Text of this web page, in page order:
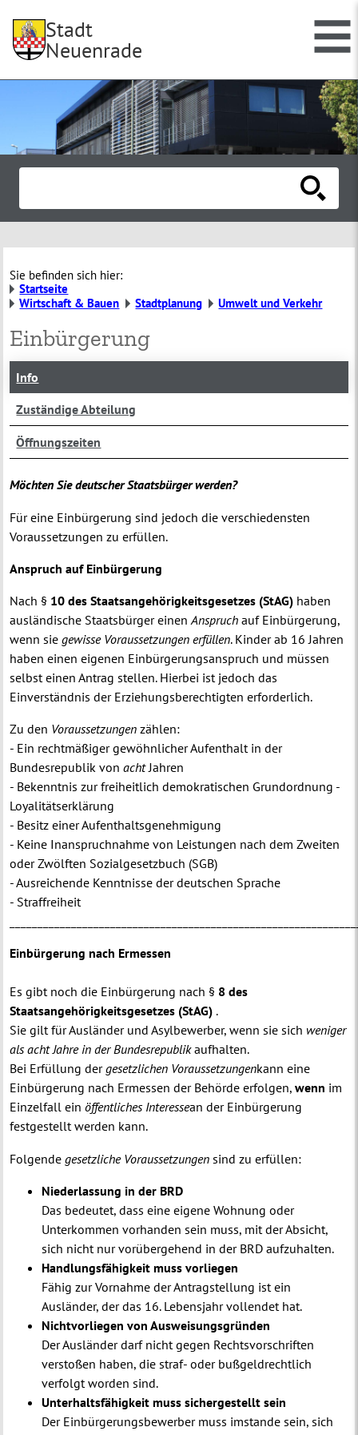
Stadt
Neuenrade
Sie befinden sich hier:
Startseite
Wirtschaft & Bauen
Stadtplanung Umwelt und Verkehr
Einbürgerung
Info
Zuständige Abteilung
Öffnungszeiten
Möchten Sie deutscher Staatsbürger werden?
Für eine Einbürgerung sind jedoch die verschiedensten
Voraussetzungen zu erfüllen.
Anspruch auf Einbürgerung
Nach § 10 des Staatsangehörigkeitsgesetzes (StAG) haben
ausländische Staatsbürger einenAnspruchauf Einbürgerung,
wenn siegewisse Voraussetzungen erfüllen. Kinder ab 16 Jahren
haben einen eigenen Einbürgerungsanspruch und müssen
selbst einen Antrag stellen. Hierbei ist jedoch das
Einverständnis der Erziehungsberechtigten erforderlich.
Zu den Voraussetzungen zählen:
- Ein rechtmäßiger gewöhnlicher Aufenthalt in der
Bundesrepublik vonachtJahren
- Bekenntnis zur freiheitlich demokratischen Grundordnung -
Loyalitätserklärung
- Besitz einer Aufenthaltsgenehmigung
- Keine Inanspruchnahme von Leistungen nach dem Zweiten
oder Zwölften Sozialgesetzbuch (SGB)
- Ausreichende Kenntnisse der deutschen Sprache
- Straffreiheit
Einbürgerung nach Ermessen
Es gibt noch die Einbürgerung nach § 8 des
Staatsangehörigkeitsgesetzes (StAG) .
Sie gilt für Ausländer und Asylbewerber, wenn sie sich weniger
als acht Jahre in der Bundesrepublikaufhalten.
Bei Erfüllung dergesetzlichen Voraussetzungenkann eine
Einbürgerung nach Ermessen der Behörde erfolgen,wenn im
Einzelfall einöffentliches Interessean der Einbürgerung
festgestellt werden kann.
Folgendegesetzliche Voraussetzungen sind zu erfüllen:
Niederlassung in der BRD
Das bedeutet, dass eine eigene Wohnung oder
Unterkommen vorhanden sein muss, mit der Absicht,
sich nicht nur vorübergehend in der BRD aufzuhalten.
Handlungsfähigkeit muss vorliegen
Fähig zur Vornahme der Antragstellung ist ein
Ausländer, der das 16. Lebensjahr vollendet hat.
Nichtvorliegen von Ausweisungsgründen
Der Ausländer darf nicht gegen Rechtsvorschriften
verstoßen haben, die straf- oder bußgeldrechtlich
verfolgt worden sind.
Unterhaltsfähigkeit muss sichergestellt sein
Der Einbürgerungsbewerber muss imstande sein, sich